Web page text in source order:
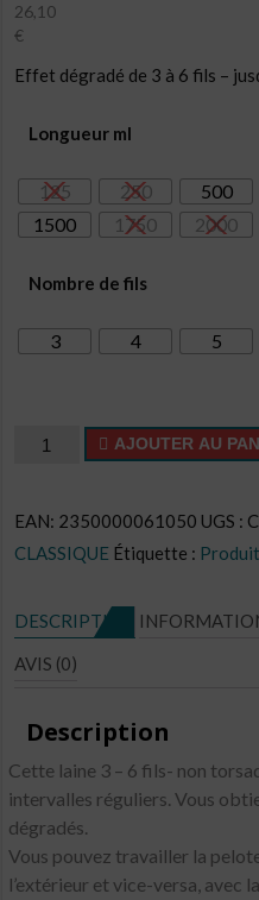
26,10
€
de
6,50€
26,10€
Effet dégradé de 3 à 6 fils –
Longueur ml
125 250 500
1500
1750 2000
Nombre de fils
3 4 5
quantité
AJOUTER AU
EAN: 2350000061050 UGS :
CLASSIQUE Étiquette :
DESCRIPTION
AVIS (0)
Description
Cette laine 3 – 6 fils- non
intervalles réguliers. Vous
dégradés.
Vous pouvez travailler la
l’extérieur et vice-versa, avec